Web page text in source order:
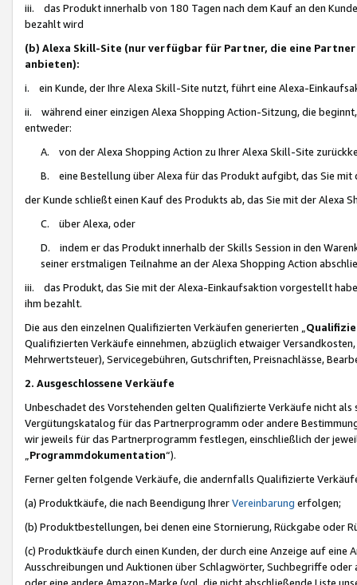
iii. das Produkt innerhalb von 180 Tagen nach dem Kauf an den
bezahlt wird
(b) Alexa Skill-Site (nur verfügbar für Partner, die eine
anbieten):
i. ein Kunde, der Ihre Alexa Skill-Site nutzt, führt eine Alexa-
ii. während einer einzigen Alexa Shopping Action-Sitzung, die
entweder:
A. von der Alexa Shopping Action zu Ihrer Alexa Skill-Site
B. eine Bestellung über Alexa für das Produkt aufgibt, das Sie mit
der Kunde schließt einen Kauf des Produkts ab, das Sie mit der Alexa
C. über Alexa, oder
D. indem er das Produkt innerhalb der Skills Session in den
seiner erstmaligen Teilnahme an der Alexa Shopping Action
iii. das Produkt, das Sie mit der Alexa-Einkaufsaktion vorgestellt
ihm bezahlt.
Die aus den einzelnen Qualifizierten Verkäufen generierten „
Qualifizierten Verkäufe einnehmen, abzüglich etwaiger
Mehrwertsteuer), Servicegebühren, Gutschriften, Preisnachlässe,
2. Ausgeschlossene Verkäufe
Unbeschadet des Vorstehenden gelten Qualifizierte Verkäufe nicht
Vergütungskatalog für das Partnerprogramm oder andere
wir jeweils für das Partnerprogramm festlegen, einschließlich der
Programmdokumentation“).
Ferner gelten folgende Verkäufe, die andernfalls Qualifizierte
(a) Produktkäufe, die nach Beendigung IhrerVereinbarung erfolgen;
(b) Produktbestellungen, bei denen eine Stornierung, Rückgabe oder
(c) Produktkäufe durch einen Kunden, der durch eine Anzeige auf
Ausschreibungen und Auktionen über Schlagwörter, Suchbegriffe
oder eine andere Amazon-Marke (vgl. die nicht abschließende Liste